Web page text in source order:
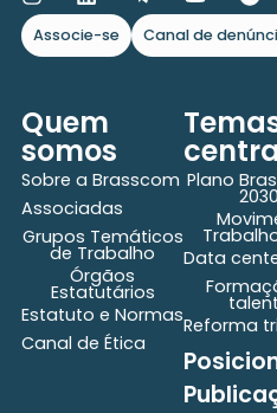
Associe-se Canal de
Quem
somos
Sobre a Brasscom
Associadas
Grupos Temáticos
de Trabalho
Órgãos
Estatutários
Estatuto e Normas
Canal de Ética
Plano
Data
Reforma